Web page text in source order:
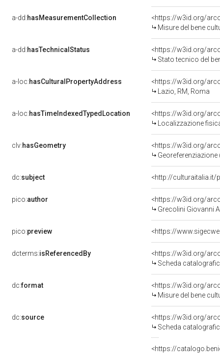
a-dd:hasMeasurementCollection
<https://w3id.org/
Misure del bene
a-dd:hasTechnicalStatus
<https://w3id.org/
Stato tecnico del
a-loc:hasCulturalPropertyAddress
<https://w3id.org/
Lazio, RM, Roma
a-loc:hasTimeIndexedTypedLocation
<https://w3id.org/
Localizzazione
clv:hasGeometry
<https://w3id.org/
dc:subject <http://culturaitalia.it/
pico:author
<https://w3id.org/
Grecolini Giovanni
pico:preview
dcterms:isReferencedBy
<https://w3id.org/
Scheda
dc:format
<https://w3id.org/
Misure del bene
dc:source
<https://w3id.org/
Scheda
<https://